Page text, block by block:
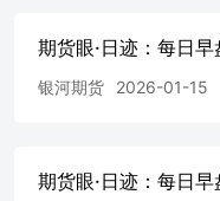
波
天然气：霍尔木兹
金流压缩严重，
期货眼·日迹：每日早
银河期货 2026-01-15
期货眼·日迹：每日早